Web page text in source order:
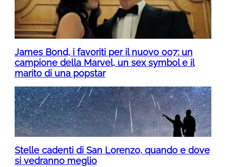
James Bond, i favoriti per il nuovo 007: un
campione della Marvel, un sex symbol e il
marito di una popstar
Stelle cadenti di San Lorenzo, quando e dove
si vedranno meglio